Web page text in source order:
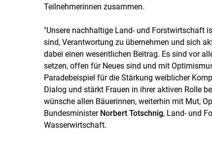
Teilnehmerinnen zusammen.
"Unsere nachhaltige Land- und Forstwirtschaft
sind, Verantwortung zu übernehmen und sich
dabei einen wesentlichen Beitrag. Es sind vor
setzen, offen für Neues sind und mit
Paradebeispiel für die Stärkung weiblicher
Dialog und stärkt Frauen in ihrer aktiven Rolle
wünsche allen Bäuerinnen, weiterhin mit Mut,
Bundesminister Norbert Totschnig, Land- und
Wasserwirtschaft.